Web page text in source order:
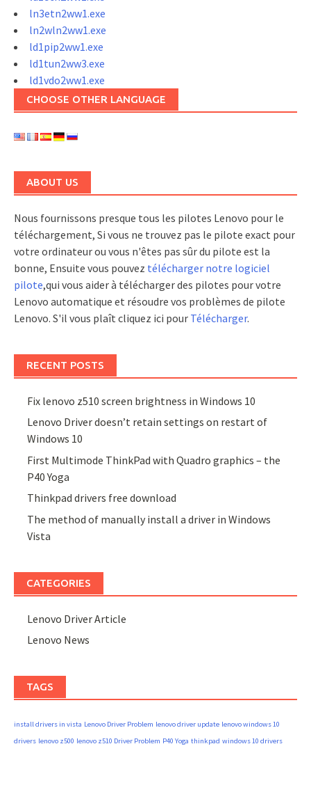
ln3etn2ww1.exe
ln2wln2ww1.exe
ld1pip2ww1.exe
ld1tun2ww3.exe
ld1vdo2ww1.exe
CHOOSE OTHER LANGUAGE
ABOUT US
Nous fournissons presque tous les pilotes Lenovo pour le
téléchargement, Si vous ne trouvez pas le pilote exact pour
votre ordinateur ou vous n'êtes pas sûr du pilote est la
bonne, Ensuite vous pouvez télécharger notre logiciel
pilote,qui vous aider à télécharger des pilotes pour votre
Lenovo automatique et résoudre vos problèmes de pilote
Lenovo. S'il vous plaît cliquez ici pour Télécharger.
RECENT POSTS
Fix lenovo z510 screen brightness in Windows 10
Lenovo Driver doesn’t retain settings on restart of
Windows 10
First Multimode ThinkPad with Quadro graphics – the
P40 Yoga
Thinkpad drivers free download
The method of manually install a driver in Windows
Vista
CATEGORIES
Lenovo Driver Article
Lenovo News
TAGS
install drivers in vista Lenovo Driver Problem lenovo driver update lenovo windows 10
drivers lenovo z500 lenovo z510 Driver Problem P40 Yoga thinkpad windows 10 drivers